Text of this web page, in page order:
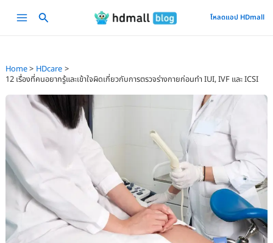
Main
โหลดแอป HDmall
Home
HDcare
12 เรื่องที่คนอยากรู้และเข้าใจผิดเกี่ยวกับการตรวจร่างกายก่อนทำ IUI, IVF และ ICSI